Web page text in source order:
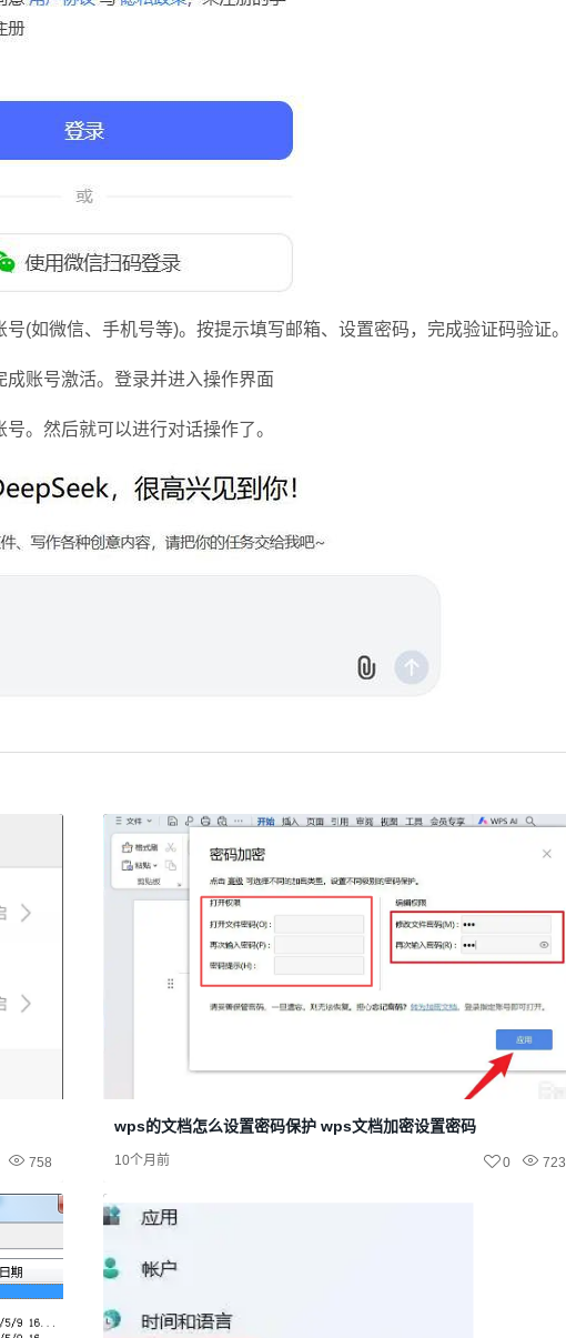
微信、手机号等)。按提示填写邮箱、设置密码，完成验证码验证。
账号激活。登录并进入操作界面
然后就可以进行对话操作了。
758
wps的文档怎么设置密码保护 wps文档加密设置密码
10个月前 723
0